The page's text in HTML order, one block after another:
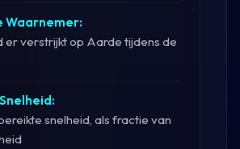
Waarnemer:
er verstrijkt op Aarde tijdens de
snelheid, als fractie van